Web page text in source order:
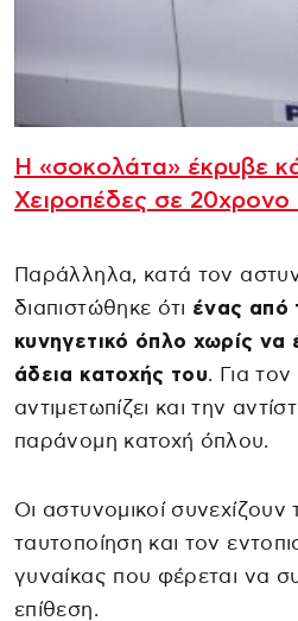
Η «σοκολάτα» έκρυβε
Χειροπέδες σε 20χρονο
Παράλληλα, κατά τον
διαπιστώθηκε ότι ένας από
κυνηγετικό όπλο χωρίς να
άδεια κατοχής του. Για
αντιμετωπίζει και την
παράνομη κατοχή όπλου.
Οι αστυνομικοί συνεχίζουν
ταυτοποίηση και τον
γυναίκας που φέρεται να
επίθεση.